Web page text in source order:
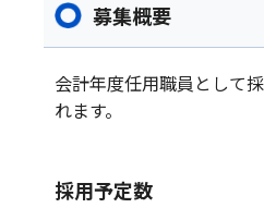
募集概要
会計年度任用職員として
れます。
採用予定数